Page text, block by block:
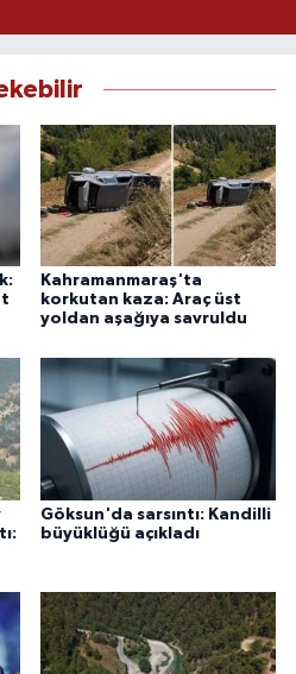
Kahramanmaraş'ta
korkutan kaza: Araç üst
yoldan aşağıya savruldu
Göksun'da sarsıntı: Kandilli
büyüklüğü açıkladı